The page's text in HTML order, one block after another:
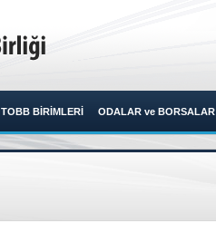
TOBB BİRİMLERİ ODALAR ve BORSALAR